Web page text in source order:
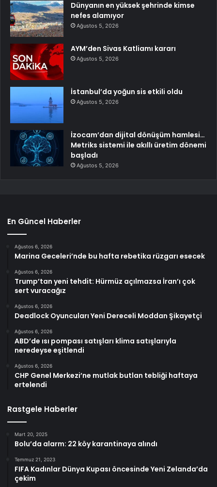
Dünyanın en yüksek şehrinde kimse
nefes alamıyor
Ağustos 5, 2026
AYM’den Sivas Katliamı kararı
Ağustos 5, 2026
İstanbul’da yoğun sis etkili oldu
Ağustos 5, 2026
İzocam’dan dijital dönüşüm hamlesi…
Metriks sistemi ile akıllı üretim dönemi
başladı
Ağustos 5, 2026
En Güncel Haberler
Ağustos 6, 2026
Marina Geceleri’nde bu hafta rebetika rüzgarı esecek
Ağustos 6, 2026
Trump’tan yeni tehdit: Hürmüz açılmazsa İran’ı çok
sert vuracağız
Ağustos 6, 2026
Deadlock Oyuncuları Yeni Dereceli Moddan Şikayetçi
Ağustos 6, 2026
ABD’de ısı pompası satışları klima satışlarıyla
neredeyse eşitlendi
Ağustos 6, 2026
CHP Genel Merkezi’ne mutlak butlan tebliği haftaya
ertelendi
Rastgele Haberler
Mart 20, 2025
Bolu’da alarm: 22 köy karantinaya alındı
Temmuz 21, 2023
FIFA Kadınlar Dünya Kupası öncesinde Yeni Zelanda’da
çekim